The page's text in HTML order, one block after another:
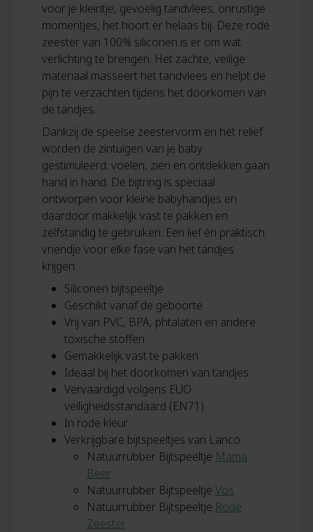
voor je kleintje, gevoelig tandvlees, onrustige
momentjes, het hoort er helaas bij. Deze rode
zeester van 100% siliconen is er om wat
verlichting te brengen. Het zachte, veilige
materiaal masseert het tandvlees en helpt de
pijn te verzachten tijdens het doorkomen van
de tandjes.
Dankzij de speelse zeestervorm en het reliëf
worden de zintuigen van je baby
gestimuleerd: voelen, zien en ontdekken gaan
hand in hand. De bijtring is speciaal
ontworpen voor kleine babyhandjes en
daardoor makkelijk vast te pakken en
zelfstandig te gebruiken. Een lief én praktisch
vriendje voor elke fase van het tandjes
krijgen.
Siliconen bijtspeeltje
Geschikt vanaf de geboorte
Vrij van PVC, BPA, phtalaten en andere
toxische stoffen
Gemakkelijk vast te pakken
Ideaal bij het doorkomen van tandjes
Vervaardigd volgens EUO
veiligheidsstandaard (EN71)
In rode kleur
Verkrijgbare bijtspeeltjes van Lanco:
Natuurrubber Bijtspeeltje Mama
Beer
Natuurrubber Bijtspeeltje Vos
Natuurrubber Bijtspeeltje Rode
Zeester